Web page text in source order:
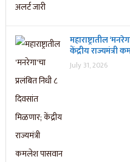
महाराष्ट्रातील
केंद्रीय
July 31, 2026